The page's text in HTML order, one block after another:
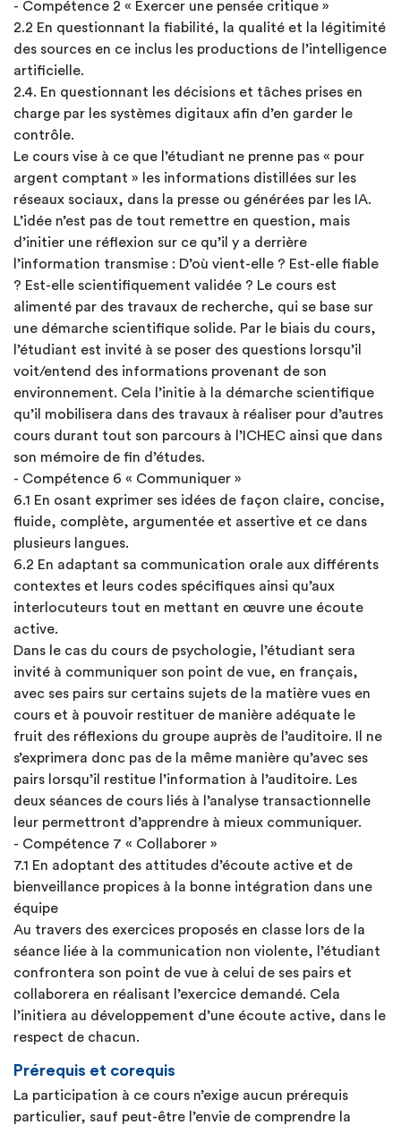
- Compétence 2 « Exercer une pensée critique »
2.2 En questionnant la fiabilité, la qualité et la légitimité
des sources en ce inclus les productions de l’intelligence
artificielle.
2.4. En questionnant les décisions et tâches prises en
charge par les systèmes digitaux afin d’en garder le
contrôle.
Le cours vise à ce que l’étudiant ne prenne pas « pour
argent comptant » les informations distillées sur les
réseaux sociaux, dans la presse ou générées par les IA.
L’idée n’est pas de tout remettre en question, mais
d’initier une réflexion sur ce qu’il y a derrière
l’information transmise : D’où vient-elle ? Est-elle fiable
? Est-elle scientifiquement validée ? Le cours est
alimenté par des travaux de recherche, qui se base sur
une démarche scientifique solide. Par le biais du cours,
l’étudiant est invité à se poser des questions lorsqu’il
voit/entend des informations provenant de son
environnement. Cela l’initie à la démarche scientifique
qu’il mobilisera dans des travaux à réaliser pour d’autres
cours durant tout son parcours à l’ICHEC ainsi que dans
son mémoire de fin d’études.
- Compétence 6 « Communiquer »
6.1 En osant exprimer ses idées de façon claire, concise,
fluide, complète, argumentée et assertive et ce dans
plusieurs langues.
6.2 En adaptant sa communication orale aux différents
contextes et leurs codes spécifiques ainsi qu’aux
interlocuteurs tout en mettant en œuvre une écoute
active.
Dans le cas du cours de psychologie, l’étudiant sera
invité à communiquer son point de vue, en français,
avec ses pairs sur certains sujets de la matière vues en
cours et à pouvoir restituer de manière adéquate le
fruit des réflexions du groupe auprès de l’auditoire. Il ne
s’exprimera donc pas de la même manière qu’avec ses
pairs lorsqu’il restitue l’information à l’auditoire. Les
deux séances de cours liés à l’analyse transactionnelle
leur permettront d’apprendre à mieux communiquer.
- Compétence 7 « Collaborer »
7.1 En adoptant des attitudes d’écoute active et de
bienveillance propices à la bonne intégration dans une
équipe
Au travers des exercices proposés en classe lors de la
séance liée à la communication non violente, l’étudiant
confrontera son point de vue à celui de ses pairs et
collaborera en réalisant l’exercice demandé. Cela
l’initiera au développement d’une écoute active, dans le
respect de chacun.
Prérequis et corequis
La participation à ce cours n’exige aucun prérequis
particulier, sauf peut-être l’envie de comprendre la